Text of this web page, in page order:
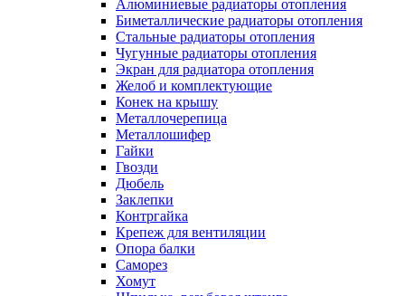
Алюминиевые радиаторы отопления
Биметаллические радиаторы отопления
Стальные радиаторы отопления
Чугунные радиаторы отопления
Экран для радиатора отопления
Желоб и комплектующие
Конек на крышу
Металлочерепица
Металлошифер
Гайки
Гвозди
Дюбель
Заклепки
Контргайка
Крепеж для вентиляции
Опора балки
Саморез
Хомут